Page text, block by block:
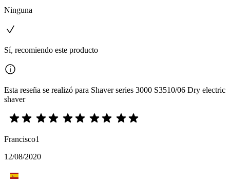
Ninguna
Sí, recomiendo este producto
Esta reseña se realizó para Shaver series 3000 S3510/06 Dry electric
shaver
Francisco1
12/08/2020